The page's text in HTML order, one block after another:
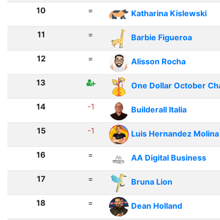
10 = Katharina Kislewski
11 = Barbie Figueroa
12 = Alisson Rocha
13 One Dollar October
14 -1 Builderall Italia
15 -1 Luis Hernandez Molina
16 = AA Digital Business
17 = Bruna Lion
18 = Dean Holland